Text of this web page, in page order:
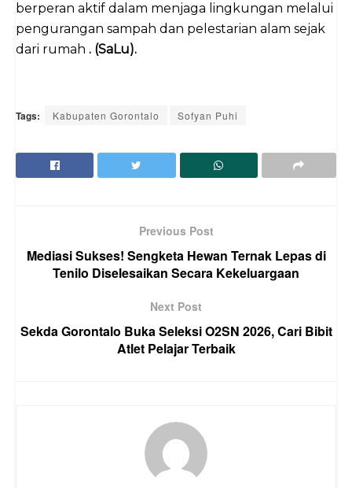
berperan aktif dalam menjaga lingkungan melalui
pengurangan sampah dan pelestarian alam sejak
dari rumah . (SaLu).
Tags: Kabupaten Gorontalo Sofyan Puhi
Previous Post
Mediasi Sukses! Sengketa Hewan Ternak Lepas di
Tenilo Diselesaikan Secara Kekeluargaan
Next Post
Sekda Gorontalo Buka Seleksi O2SN 2026, Cari Bibit
Atlet Pelajar Terbaik